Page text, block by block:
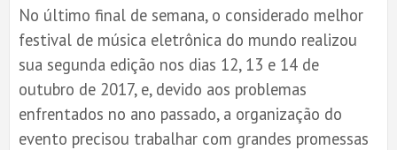
No último final de semana, o considerado melhor
festival de música eletrônica do mundo realizou
sua segunda edição nos dias 12, 13 e 14 de
outubro de 2017, e, devido aos problemas
enfrentados no ano passado, a organização do
evento precisou trabalhar com grandes promessas